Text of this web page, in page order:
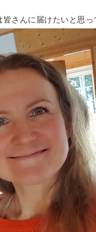
さんに届けたいと思っ